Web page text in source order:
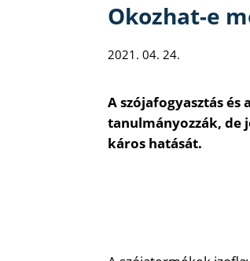
Okozhat-e
2021. 04. 24.
A szójafogyasztás
tanulmányozzák, de
káros hatását.